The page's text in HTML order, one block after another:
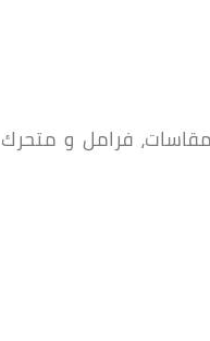
فرامل و متحرك